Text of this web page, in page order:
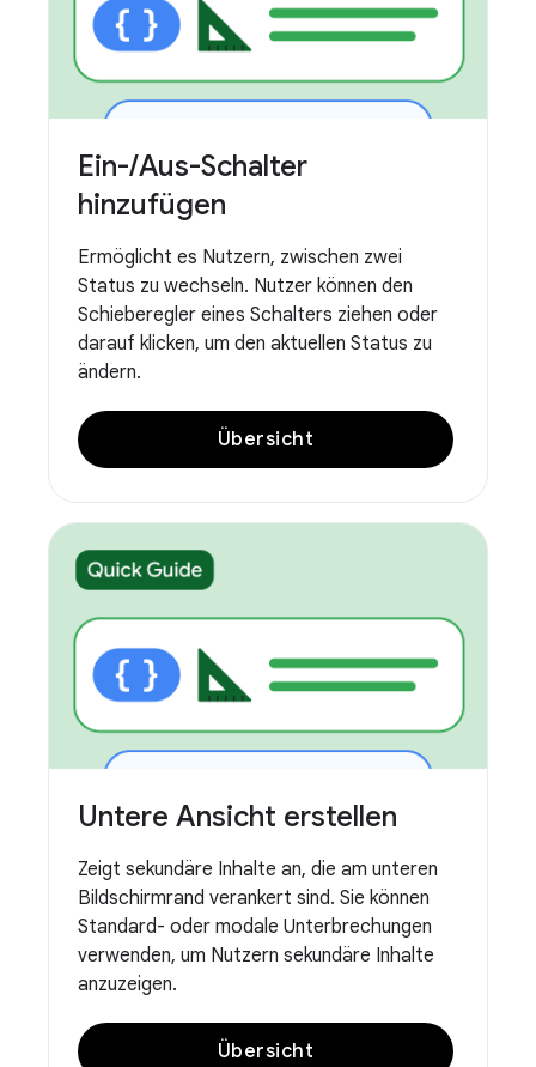
Ein-/Aus-Schalter
hinzufügen
Ermöglicht es Nutzern, zwischen zwei
Status zu wechseln. Nutzer können den
Schieberegler eines Schalters ziehen oder
darauf klicken, um den aktuellen Status zu
ändern.
Übersicht
Untere Ansicht erstellen
Zeigt sekundäre Inhalte an, die am unteren
Bildschirmrand verankert sind. Sie können
Standard- oder modale Unterbrechungen
verwenden, um Nutzern sekundäre Inhalte
anzuzeigen.
Übersicht